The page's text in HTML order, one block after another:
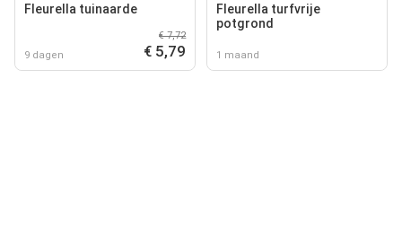
Fleurella tuinaarde
9 dagen
€ 7,72
€ 5,79
Fleurella turfvrije
potgrond
1 maand